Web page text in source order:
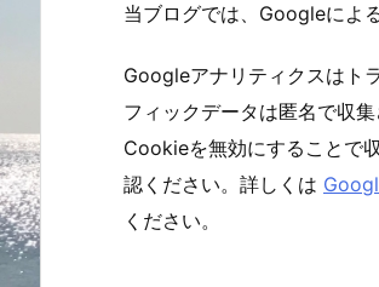
当ブログでは、Googleによ
Googleアナリティクスはト
フィックデータは匿名で収
Cookieを無効にすることで
認ください。詳しくは
ください。